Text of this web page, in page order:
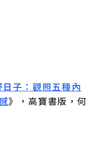
子：觀照五種內
》，高寶書版，何